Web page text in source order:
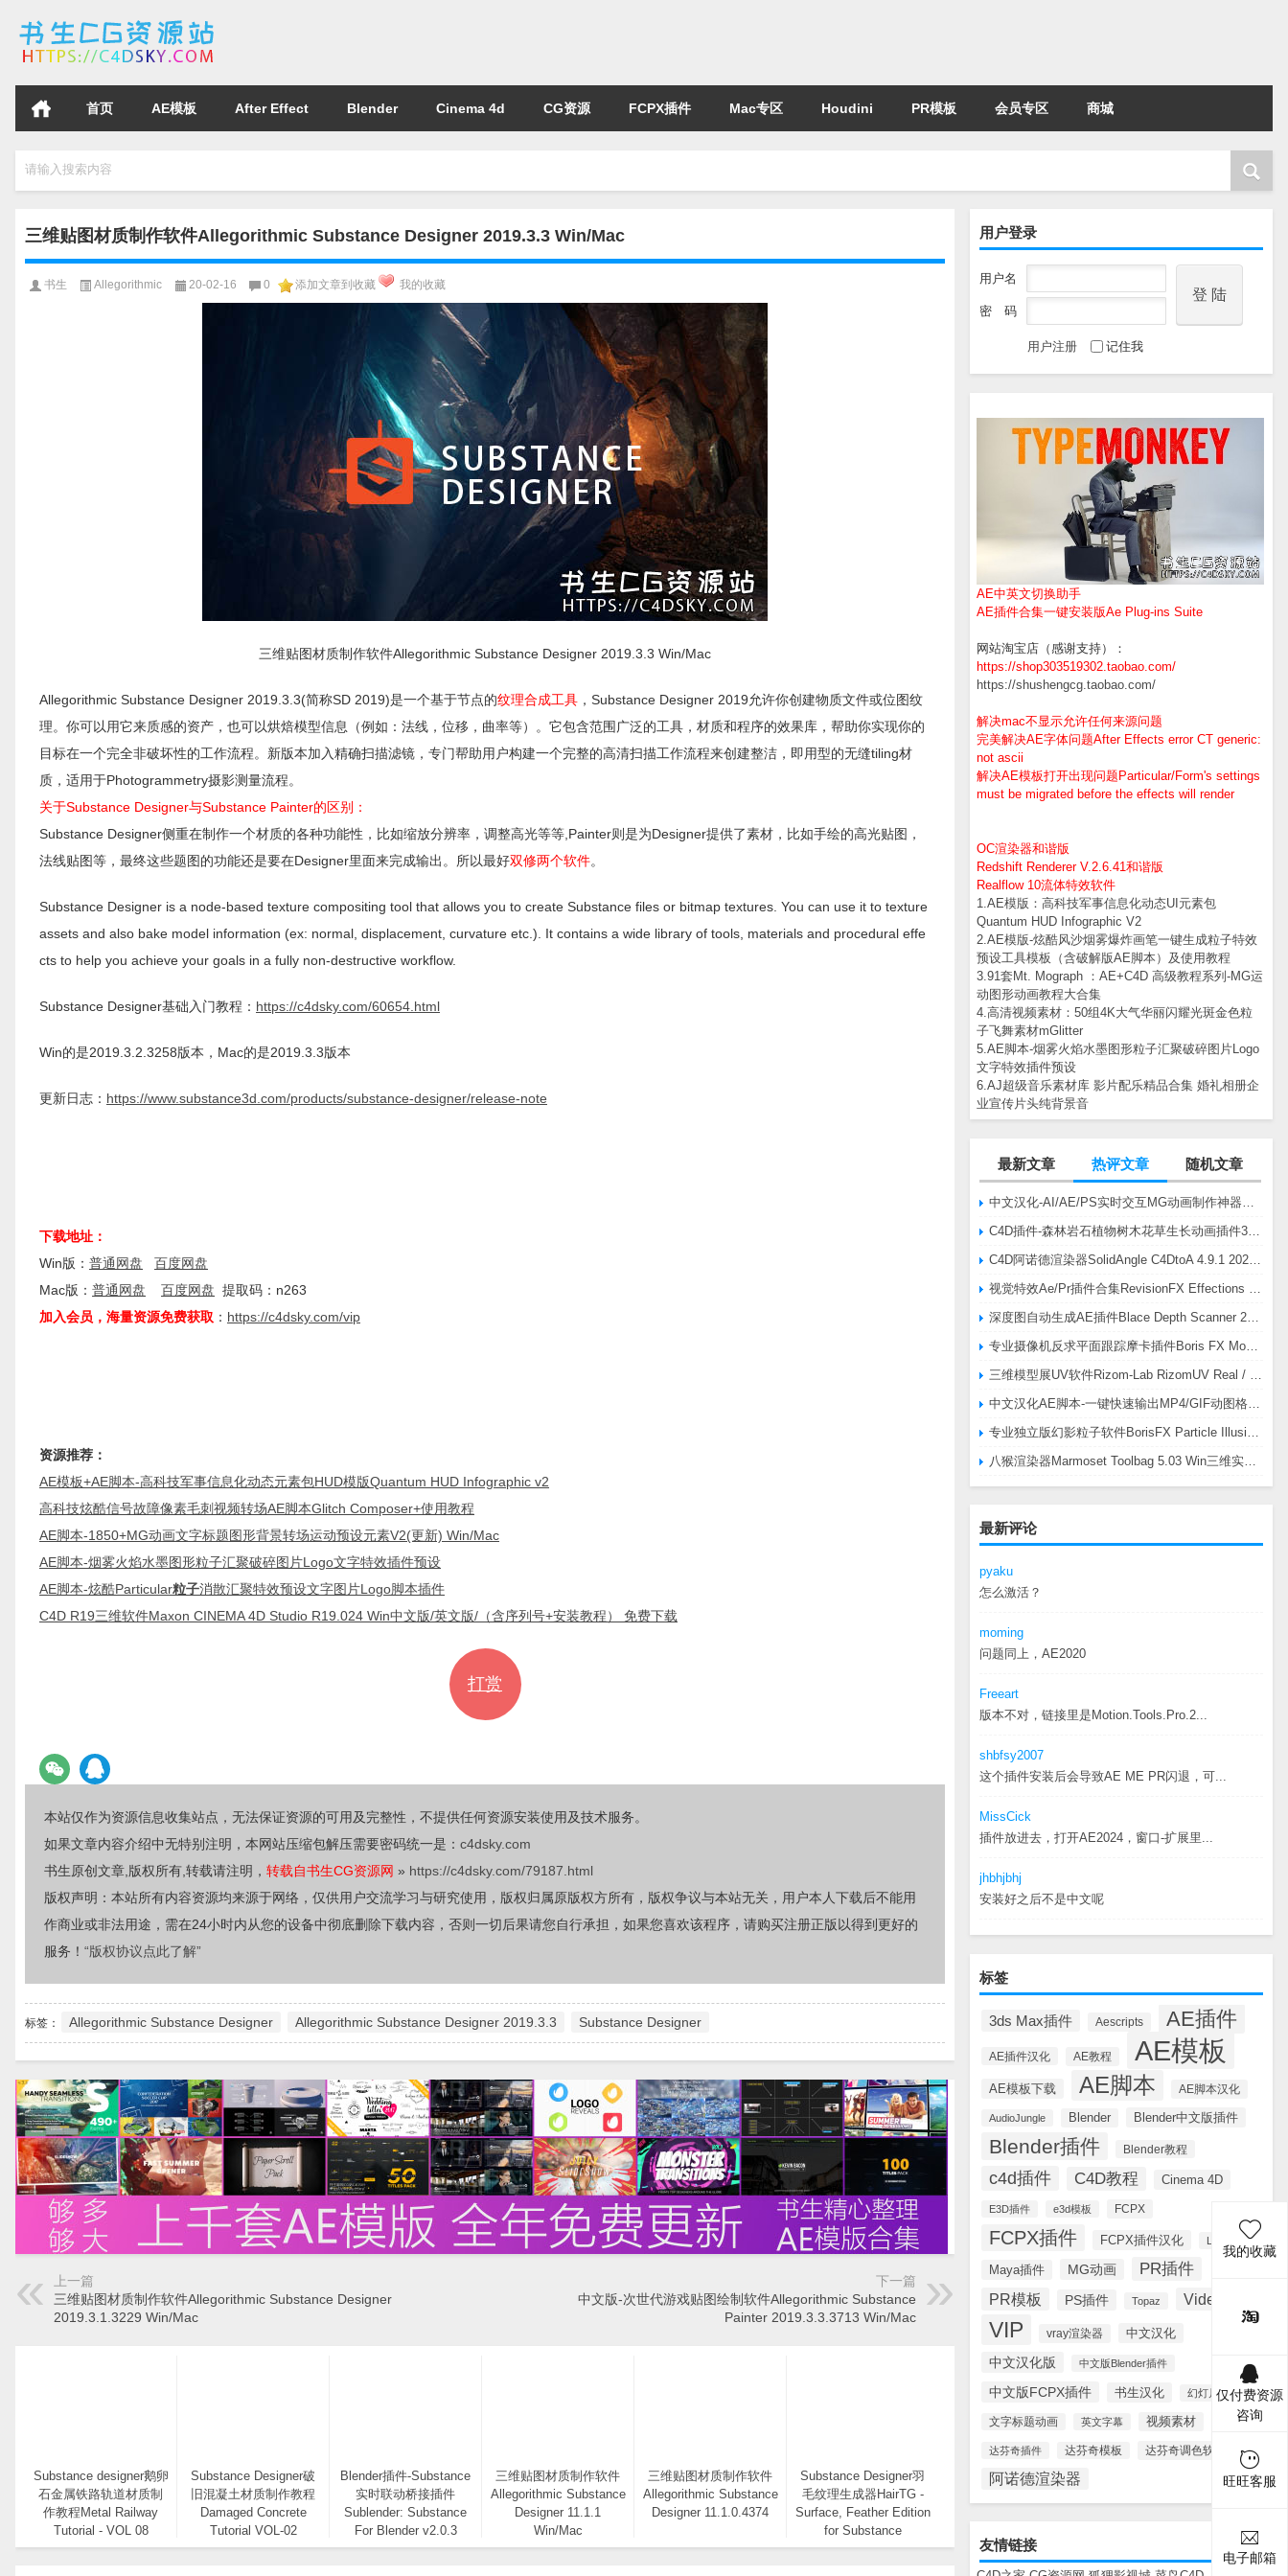
首页 AE模板 After Effect Blender Cinema 4d CG资源 FCPX插件 Mac专区 Houdini PR模板 会员专区 商城
请输入搜索内容
用户登录
用户名
密 码
用户注册 记住我
AE中英文切换助手
AE插件合集一键安装版Ae Plug-ins Suite
网站淘宝店（感谢支持）：
https://shop303519302.taobao.com/
https://shushengcg.taobao.com/
解决mac不显示允许任何来源问题
完美解决AE字体问题After Effects error CT generic:
not ascii
解决AE模板打开出现问题Particular/Form's settings
must be migrated before the effects will render
OC渲染器和谐版
Redshift Renderer V.2.6.41和谐版
Realflow 10流体特效软件
1.AE模版：高科技军事信息化动态UI元素包
Quantum HUD Infographic V2
2.AE模版-炫酷风沙烟雾爆炸画笔一键生成粒子特效
预设工具模板（含破解版AE脚本）及使用教程
3.91套Mt. Mograph ：AE+C4D 高级教程系列-MG运
动图形动画教程大合集
4.高清视频素材：50组4K大气华丽闪耀光斑金色粒
子飞舞素材mGlitter
5.AE脚本-烟雾火焰水墨图形粒子汇聚破碎图片Logo
文字特效插件预设
6.AJ超级音乐素材库 影片配乐精品合集 婚礼相册企
业宣传片头纯背景音
最新文章 热评文章 随机文章
最新评论
pyaku
怎么激活？
moming
问题同上，AE2020
Freeart
版本不对，链接里是Motion.Tools.Pro.2...
shbfsy2007
这个插件安装后会导致AE ME PR闪退，可...
MissCick
插件放进去，打开AE2024，窗口-扩展里...
jhbhjbhj
安装好之后不是中文呢
标签
3ds Max插件 Aescripts AE插件
AE插件汉化 AE教程 AE模板
AE模板下载 AE脚本 AE脚本汉化
AudioJungle Blender Blender中文版插件
Blender插件 Blender教程
c4d插件 C4D教程 Cinema 4D
E3D插件 e3d模板 FCPX
FCPX插件 FCPX插件汉化 Lynda
Maya插件 MG动画 PR插件
PR模板 PS插件 Topaz Videohive
VIP vray渲染器 中文汉化
中文汉化版 中文版Blender插件
中文版FCPX插件 书生汉化 幻灯片模板
文字标题动画 英文字幕 视频素材
达芬奇插件 达芬奇模板 达芬奇调色软件
阿诺德渲染器
友情链接
三维贴图材质制作软件Allegorithmic Substance Designer 2019.3.3 Win/Mac
书生 Allegorithmic 20-02-16 0 添加文章到收藏 我的收藏
三维贴图材质制作软件Allegorithmic Substance Designer 2019.3.3 Win/Mac
Allegorithmic Substance Designer 2019.3.3(简称SD 2019)是一个基于节点的纹理合成工具 ，Substance Designer 2019允许你创建物质文件或位图纹
理。你可以用它来质感的资产，也可以烘焙模型信息（例如：法线，位移，曲率等）。它包含范围广泛的工具，材质和程序的效果库，帮助你实现你的
目标在一个完全非破坏性的工作流程。新版本加入精确扫描滤镜，专门帮助用户构建一个完整的高清扫描工作流程来创建整洁，即用型的无缝tiling材
质，适用于Photogrammetry摄影测量流程。
关于Substance Designer与Substance Painter的区别：
Substance Designer侧重在制作一个材质的各种功能性，比如缩放分辨率，调整高光等等,Painter则是为Designer提供了素材，比如手绘的高光贴图，
法线贴图等，最终这些题图的功能还是要在Designer里面来完成输出。所以最好双修两个软件。
Substance Designer is a node-based texture compositing tool that allows you to create Substance files or bitmap textures. You can use it to texture
assets and also bake model information (ex: normal, displacement, curvature etc.). It contains a wide library of tools, materials and procedural effe
cts to help you achieve your goals in a fully non-destructive workflow.
Substance Designer基础入门教程： https://c4dsky.com/60654.html
Win的是2019.3.2.3258版本，Mac的是2019.3.3版本
更新日志： https://www.substance3d.com/products/substance-designer/release-note
下载地址：
Win版： 普通网盘
百度网盘
Mac版： 普通网盘 百度网盘 提取码：n263
加入会员，海量资源免费获取 ： https://c4dsky.com/vip
资源推荐：
AE模板+AE脚本-高科技军事信息化动态元素包HUD模版Quantum HUD Infographic v2
高科技炫酷信号故障像素毛刺视频转场AE脚本Glitch Composer+使用教程
AE脚本-1850+MG动画文字标题图形背景转场运动预设元素V2(更新) Win/Mac
AE脚本-烟雾火焰水墨图形粒子汇聚破碎图片Logo文字特效插件预设
AE脚本-炫酷Particular粒子消散汇聚特效预设文字图片Logo脚本插件
C4D R19三维软件Maxon CINEMA 4D Studio R19.024 Win中文版/英文版/（含序列号+安装教程） 免费下载
打赏
本站仅作为资源信息收集站点，无法保证资源的可用及完整性，不提供任何资源安装使用及技术服务。
如果文章内容介绍中无特别注明，本网站压缩包解压需要密码统一是： c4dsky.com
书生原创文章,版权所有,转载请注明， 转载自书生CG资源网 » https://c4dsky.com/79187.html
版权声明：本站所有内容资源均来源于网络，仅供用户交流学习与研究使用，版权归属原版权方所有，版权争议与本站无关，用户本人下载后不能用
作商业或非法用途，需在24小时内从您的设备中彻底删除下载内容，否则一切后果请您自行承担，如果您喜欢该程序，请购买注册正版以得到更好的
服务！ “版权协议点此了解”
标签： Allegorithmic Substance Designer Allegorithmic Substance Designer 2019.3.3 Substance Designer
上一篇
三维贴图材质制作软件Allegorithmic Substance Designer
2019.3.1.3229 Win/Mac
下一篇
中文版-次世代游戏贴图绘制软件Allegorithmic Substance
Painter 2019.3.3.3713 Win/Mac
Substance designer鹅卵
石金属铁路轨道材质制
作教程Metal Railway
Tutorial - VOL 08
Substance Designer破
旧混凝土材质制作教程
Damaged Concrete
Tutorial VOL-02
Blender插件-Substance
实时联动桥接插件
Sublender: Substance
For Blender v2.0.3
三维贴图材质制作软件
Allegorithmic Substance
Designer 11.1.1
Win/Mac
三维贴图材质制作软件
Allegorithmic Substance
Designer 11.1.0.4374
Substance Designer羽
毛纹理生成器HairTG -
Surface, Feather Edition
for Substance
Designer+视频教程
我的收藏
仅付费资源
咨询
旺旺客服
电子邮箱